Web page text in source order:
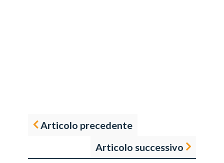
Articolo precedente
Articolo successivo